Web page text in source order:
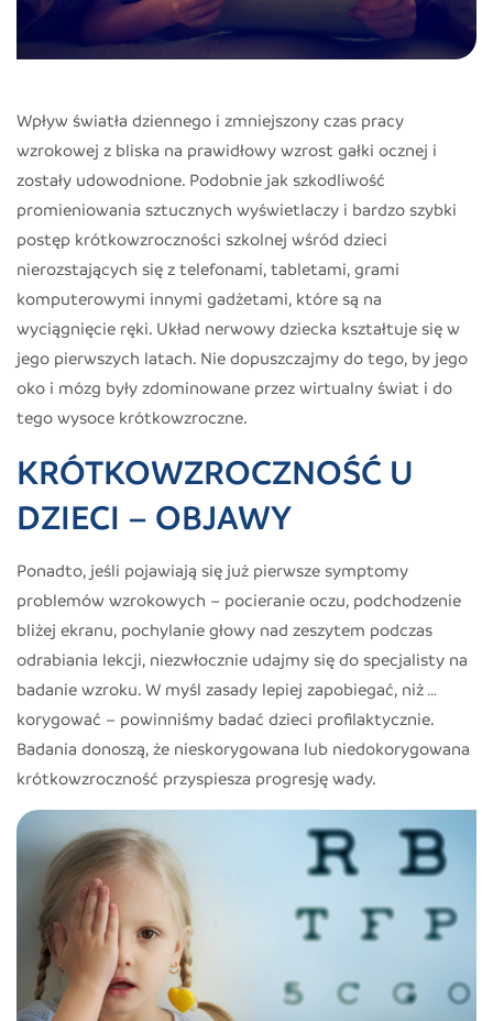
Wpływ światła dziennego i zmniejszony czas pracy
wzrokowej z bliska na prawidłowy wzrost gałki ocznej i
zostały udowodnione. Podobnie jak szkodliwość
promieniowania sztucznych wyświetlaczy i bardzo szybki
postęp krótkowzroczności szkolnej wśród dzieci
nierozstających się z telefonami, tabletami, grami
komputerowymi innymi gadżetami, które są na
wyciągnięcie ręki. Układ nerwowy dziecka kształtuje się w
jego pierwszych latach. Nie dopuszczajmy do tego, by jego
oko i mózg były zdominowane przez wirtualny świat i do
tego wysoce krótkowzroczne.
KRÓTKOWZROCZNOŚĆ U
DZIECI – OBJAWY
Ponadto, jeśli pojawiają się już pierwsze symptomy
problemów wzrokowych – pocieranie oczu, podchodzenie
bliżej ekranu, pochylanie głowy nad zeszytem podczas
odrabiania lekcji, niezwłocznie udajmy się do specjalisty na
badanie wzroku. W myśl zasady lepiej zapobiegać, niż …
korygować – powinniśmy badać dzieci profilaktycznie.
Badania donoszą, że nieskorygowana lub niedokorygowana
krótkowzroczność przyspiesza progresję wady.